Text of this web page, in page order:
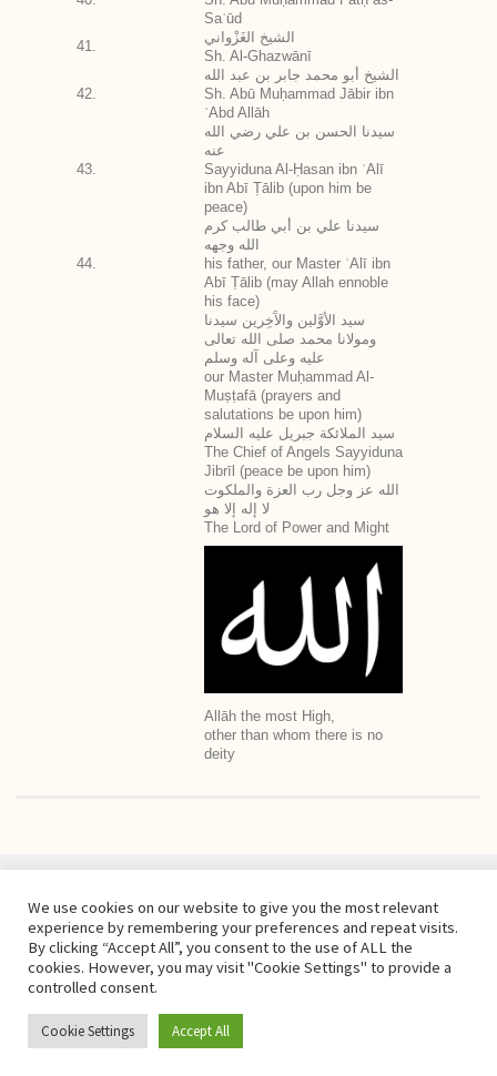
Saʿūd
41.
الشيخ الغَزْواني
Sh. Al-Ghazwānī
42.
الشيخ أبو محمد جابر بن عبد الله
Sh. Abū Muḥammad Jābir ibn
ʿAbd Allāh
43.
سيدنا الحسن بن علي رضي الله
عنه
Sayyiduna Al-Ḥasan ibn ʿAlī
ibn Abī Ṭālib (upon him be
peace)
44.
سيدنا علي بن أبي طالب كرم
الله وجهه
his father, our Master ʿAlī ibn
Abī Ṭālib (may Allah ennoble
his face)
سيد الأوَّلين والآَخِرين سيدنا
ومولانا محمد صلى الله تعالى
عليه وعلى آله وسلم
our Master Muḥammad Al-
Muṣṭafā (prayers and
salutations be upon him)
سيد الملائكة جبريل عليه السلام
The Chief of Angels Sayyiduna
Jibrīl (peace be upon him)
الله عز وجل رب العزة والملكوت
لا إله إلا هو
The Lord of Power and Might
Allāh the most High,
other than whom there is no
deity
We use cookies on our website to give you the most relevant
experience by remembering your preferences and repeat visits.
By clicking “Accept All”, you consent to the use of ALL the
cookies. However, you may visit "Cookie Settings" to provide a
controlled consent.
Cookie Settings Accept All